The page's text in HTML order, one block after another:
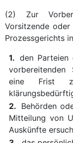
(2) Zur
Vorsitzende
Prozessgerichts
1. den Parteien
vorbereitenden
eine Frist
2. Behörden
Mitteilung von
Auskünfte